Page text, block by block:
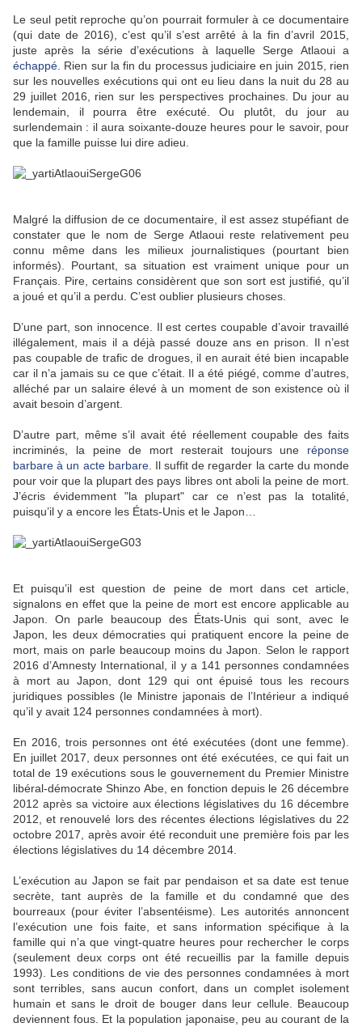
Le seul petit reproche qu’on pourrait formuler à ce documentaire
(qui date de 2016), c’est qu’il s’est arrêté à la fin d’avril 2015,
juste après la série d’exécutions à laquelle Serge Atlaoui a
échappé . Rien sur la fin du processus judiciaire en juin 2015, rien
sur les nouvelles exécutions qui ont eu lieu dans la nuit du 28 au
29 juillet 2016, rien sur les perspectives prochaines. Du jour au
lendemain, il pourra être exécuté. Ou plutôt, du jour au
surlendemain : il aura soixante-douze heures pour le savoir, pour
que la famille puisse lui dire adieu.
Malgré la diffusion de ce documentaire, il est assez stupéfiant de
constater que le nom de Serge Atlaoui reste relativement peu
connu même dans les milieux journalistiques (pourtant bien
informés). Pourtant, sa situation est vraiment unique pour un
Français. Pire, certains considèrent que son sort est justifié, qu’il
a joué et qu’il a perdu. C’est oublier plusieurs choses.
D’une part, son innocence. Il est certes coupable d’avoir travaillé
illégalement, mais il a déjà passé douze ans en prison. Il n’est
pas coupable de trafic de drogues, il en aurait été bien incapable
car il n’a jamais su ce que c’était. Il a été piégé, comme d’autres,
alléché par un salaire élevé à un moment de son existence où il
avait besoin d’argent.
D’autre part, même s’il avait été réellement coupable des faits
incriminés, la peine de mort resterait toujours une réponse
barbare à un acte barbare. Il suffit de regarder la carte du monde
pour voir que la plupart des pays libres ont aboli la peine de mort.
J’écris évidemment "la plupart" car ce n’est pas la totalité,
puisqu’il y a encore les États-Unis et le Japon…
Et puisqu’il est question de peine de mort dans cet article,
signalons en effet que la peine de mort est encore applicable au
Japon. On parle beaucoup des États-Unis qui sont, avec le
Japon, les deux démocraties qui pratiquent encore la peine de
mort, mais on parle beaucoup moins du Japon. Selon le rapport
2016 d’Amnesty International, il y a 141 personnes condamnées
à mort au Japon, dont 129 qui ont épuisé tous les recours
juridiques possibles (le Ministre japonais de l’Intérieur a indiqué
qu’il y avait 124 personnes condamnées à mort).
En 2016, trois personnes ont été exécutées (dont une femme).
En juillet 2017, deux personnes ont été exécutées, ce qui fait un
total de 19 exécutions sous le gouvernement du Premier Ministre
libéral-démocrate Shinzo Abe, en fonction depuis le 26 décembre
2012 après sa victoire aux élections législatives du 16 décembre
2012, et renouvelé lors des récentes élections législatives du 22
octobre 2017, après avoir été reconduit une première fois par les
élections législatives du 14 décembre 2014.
L’exécution au Japon se fait par pendaison et sa date est tenue
secrète, tant auprès de la famille et du condamné que des
bourreaux (pour éviter l’absentéisme). Les autorités annoncent
l’exécution une fois faite, et sans information spécifique à la
famille qui n’a que vingt-quatre heures pour rechercher le corps
(seulement deux corps ont été recueillis par la famille depuis
1993). Les conditions de vie des personnes condamnées à mort
sont terribles, sans aucun confort, dans un complet isolement
humain et sans le droit de bouger dans leur cellule. Beaucoup
deviennent fous. Et la population japonaise, peu au courant de la